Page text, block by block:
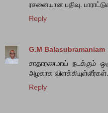
ரசனையான பதிவு.
Reply
G.M Balasubramaniam
சாதாரணமாய் நடக்கும்
அழகாக
Reply